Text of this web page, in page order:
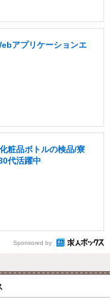
アプリケーションエ
粧品ボトルの検品/寮
代活躍中
Sponsored by